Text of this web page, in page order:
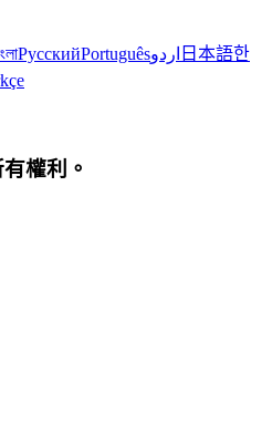
РусскийPortuguêsاردو 日本語한
權利。